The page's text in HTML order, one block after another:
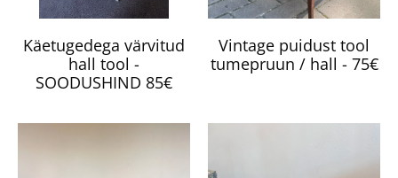
Käetugedega värvitud
hall tool -
SOODUSHIND 85€
Vintage puidust tool
tumepruun / hall - 75€